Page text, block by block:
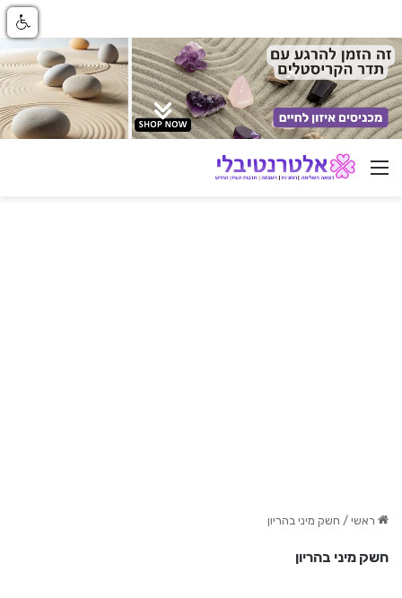
ניווט באתר
ראשי / חשק מיני בהריון
חשק מיני בהריון